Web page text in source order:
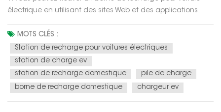
électrique en utilisant des sites Web et des applications.
deviennent de plus en plus populaires, de plus en plus de
stations de voitures électriques apparaissent dans tout le
pays et dans le...
MOTS CLÉS :
Station de recharge pour voitures électriques
station de charge ev
station de recharge domestique
pile de charge
borne de recharge domestique
chargeur ev